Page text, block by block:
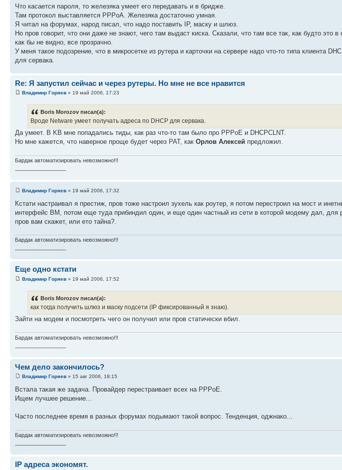
Что касается пароля, то железяка умеет его передавать и в бридже.
Там протокол выставляется PPPoA. Железяка достаточно умная.
Я читал на форумах, народ писал, что надо поставить IP, маску и шлюз.
Но пров говорит, что они даже не знают, чего там выдаст киска. Сказали, что там все так, как будто это
как бы не видно, все прозрачно.
У меня такое подозрение, что в микросетке из рутера и карточки на сервере надо что-то типа клиента
для сервака.
Re: Я запустил сейчас и через рутеры. Но мне не все нравится
Владимир Горяев » 19 май 2006, 17:23
Boris Morozov писал(а):
Вроде Netware умеет получать адреса по DHCP для сервака.
Да умеет. В KB мне попадались тиды, как раз что-то там было про PPPoE и DHCPCLNT.
Но мне кажется, что наверное проще будет через PAT, как Орлов Алексей предложил.
Бардак автоматизировать невозможно!!!
Владимир Горяев » 19 май 2006, 17:32
Кстати настраивал я престиж, пров тоже настроил зухель как роутер, я потом перестроил на мост и
интерфейс BM, потом еще туда прибиндил один, и еще один частный из сети в которой модему дал,
пров вам скажет, или ето тайна?.
Бардак автоматизировать невозможно!!!
Еще одно кстати
Владимир Горяев » 19 май 2006, 17:52
Boris Morozov писал(а):
как тогда получить шлюз и маску подсети (IP фиксированный я знаю).
Зайти на модем и посмотреть чего он получил или пров статически вбил.
Бардак автоматизировать невозможно!!!
Чем дело закончилось?
Владимир Горяев » 15 авг 2006, 18:15
Встала такая же задача. Провайдер перестраивает всех на PPPoE.
Ищем лучшее решение...
Часто последнее время в разных форумах подымают такой вопрос. Тенденция, оджнако...
Бардак автоматизировать невозможно!!!
IP адреса экономят.